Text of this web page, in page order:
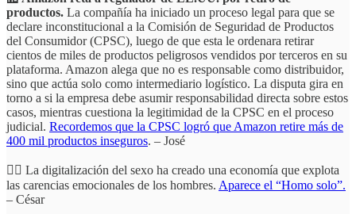
productos. La compañía ha iniciado un proceso legal para que se
declare inconstitucional a la Comisión de Seguridad de Productos
del Consumidor (CPSC), luego de que esta le ordenara retirar
cientos de miles de productos peligrosos vendidos por terceros en su
plataforma. Amazon alega que no es responsable como distribuidor,
sino que actúa solo como intermediario logístico. La disputa gira en
torno a si la empresa debe asumir responsabilidad directa sobre estos
casos, mientras cuestiona la legitimidad de la CPSC en el proceso
judicial. Recordemos que la CPSC logró que Amazon retire más de
400 mil productos inseguros. – José
❤️‍🔥 La digitalización del sexo ha creado una economía que explota
las carencias emocionales de los hombres. Aparece el “Homo solo”.
– César